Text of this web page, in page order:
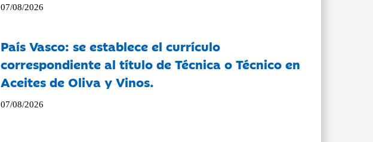
07/08/2026
País Vasco: se establece el currículo
correspondiente al título de Técnica o Técnico en
Aceites de Oliva y Vinos.
07/08/2026